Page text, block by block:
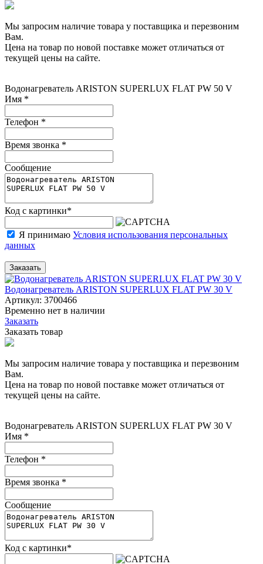
Мы запросим наличие товара у поставщика и перезвоним
Вам.
Цена на товар по новой поставке может отличаться от
текущей цены на сайте.
Водонагреватель ARISTON SUPERLUX FLAT PW 50 V
Имя *
Телефон *
Время звонка *
Сообщение
Код с картинки*
Я принимаю Условия использования персональных
данных
Заказать
Водонагреватель ARISTON SUPERLUX FLAT PW 30 V
Артикул: 3700466
Временно нет в наличии
Заказать
Заказать товар
Мы запросим наличие товара у поставщика и перезвоним
Вам.
Цена на товар по новой поставке может отличаться от
текущей цены на сайте.
Водонагреватель ARISTON SUPERLUX FLAT PW 30 V
Имя *
Телефон *
Время звонка *
Сообщение
Код с картинки*